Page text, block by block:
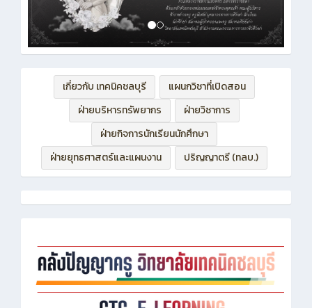
เกี่ยวกับ เทคนิคชลบุรี
แผนกวิชาที่เปิดสอน
ฝ่ายบริหารทรัพยากร
ฝ่ายวิชาการ
ฝ่ายกิจการนักเรียนนักศึกษา
ฝ่ายยุทธศาสตร์และแผนงาน
ปริญญาตรี (ทลบ.)